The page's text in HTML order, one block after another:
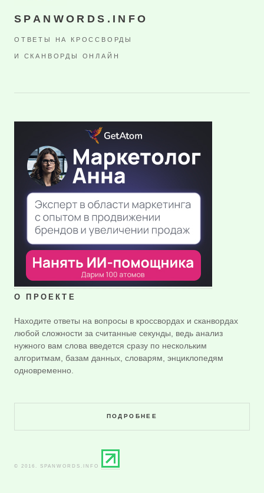
SPANWORDS.INFO
ОТВЕТЫ НА КРОССВОРДЫ
И СКАНВОРДЫ ОНЛАЙН
О ПРОЕКТЕ
Находите ответы на вопросы в кроссвордах и сканвордах
любой сложности за считанные секунды, ведь анализ
нужного вам слова введется сразу по нескольким
алгоритмам, базам данных, словарям, энциклопедям
одновременно.
ПОДРОБНЕЕ
© 2016. SPANWORDS.INFO